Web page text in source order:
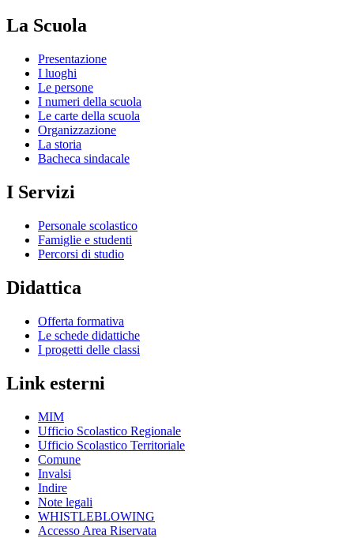
La Scuola
Presentazione
I luoghi
Le persone
I numeri della scuola
Le carte della scuola
Organizzazione
La storia
Bacheca sindacale
I Servizi
Personale scolastico
Famiglie e studenti
Percorsi di studio
Didattica
Offerta formativa
Le schede didattiche
I progetti delle classi
Link esterni
MIM
Ufficio Scolastico Regionale
Ufficio Scolastico Territoriale
Comune
Invalsi
Indire
Note legali
WHISTLEBLOWING
Accesso Area Riservata